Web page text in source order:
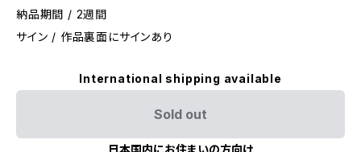
納品期間 / 2週間
サイン / 作品裏面にサインあり
International shipping available
Sold out
日本国内にお住まいの方向け